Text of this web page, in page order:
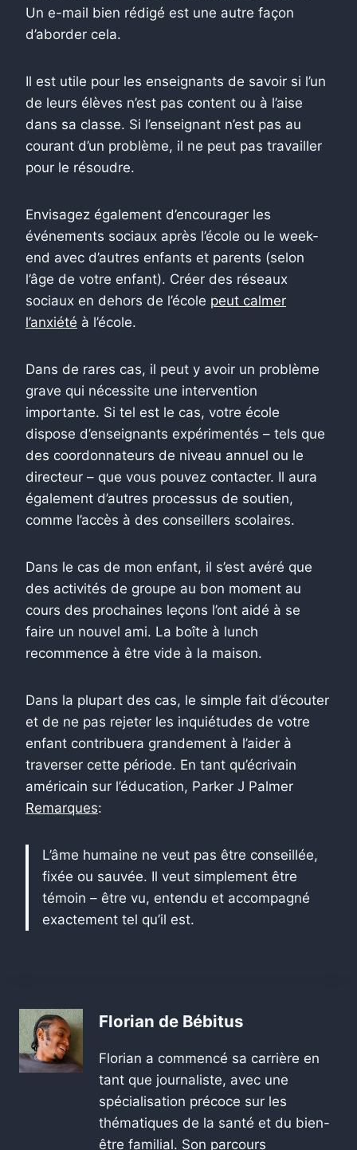
Un e-mail bien rédigé est une autre façon
d’aborder cela.
Il est utile pour les enseignants de savoir si l’un
de leurs élèves n’est pas content ou à l’aise
dans sa classe. Si l’enseignant n’est pas au
courant d’un problème, il ne peut pas travailler
pour le résoudre.
Envisagez également d’encourager les
événements sociaux après l’école ou le week-
end avec d’autres enfants et parents (selon
l’âge de votre enfant). Créer des réseaux
sociaux en dehors de l’école peut calmer
l’anxiété à l’école.
Dans de rares cas, il peut y avoir un problème
grave qui nécessite une intervention
importante. Si tel est le cas, votre école
dispose d’enseignants expérimentés – tels que
des coordonnateurs de niveau annuel ou le
directeur – que vous pouvez contacter. Il aura
également d’autres processus de soutien,
comme l’accès à des conseillers scolaires.
Dans le cas de mon enfant, il s’est avéré que
des activités de groupe au bon moment au
cours des prochaines leçons l’ont aidé à se
faire un nouvel ami. La boîte à lunch
recommence à être vide à la maison.
Dans la plupart des cas, le simple fait d’écouter
et de ne pas rejeter les inquiétudes de votre
enfant contribuera grandement à l’aider à
traverser cette période. En tant qu’écrivain
américain sur l’éducation, Parker J Palmer
Remarques:
L’âme humaine ne veut pas être conseillée,
fixée ou sauvée. Il veut simplement être
témoin – être vu, entendu et accompagné
exactement tel qu’il est.
Florian de Bébitus
Florian a commencé sa carrière en
tant que journaliste, avec une
spécialisation précoce sur les
thématiques de la santé et du bien-
être familial. Son parcours